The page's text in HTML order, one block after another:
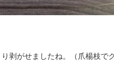
剥がせましたね。（爪楊枝で